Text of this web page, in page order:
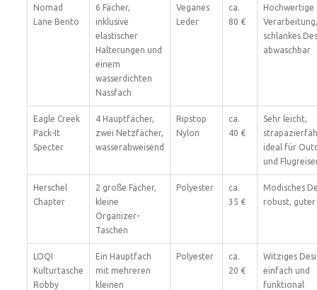
Nomad
Lane Bento
6 Fächer,
inklusive
elastischer
Halterungen und
einem
wasserdichten
Nassfach
Veganes
Leder
ca.
80 €
Hochwertige
Verarbeitung,
schlankes
abwaschbar
Eagle Creek
Pack-It
Specter
4 Hauptfächer,
zwei Netzfächer,
wasserabweisend
Ripstop
Nylon
ca.
40 €
Sehr leicht,
ideal für
und
Herschel
Chapter
2 große Fächer,
kleine
Organizer-
Taschen
Polyester
ca.
35 €
Modisches
robust, guter
LOQI
Kulturtasche
Robby
Ein Hauptfach
mit mehreren
kleinen
Polyester
ca.
20 €
Witziges
einfach und
funktional